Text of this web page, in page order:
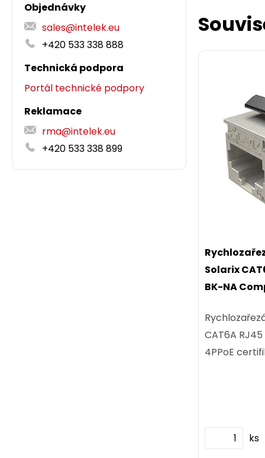
Objednávky
sales@intelek.eu
+420 533 338 888
Technická podpora
Portál technické podpory
Reklamace
rma@intelek.eu
+420 533 338 899
Solarix
BK-NA
CAT6A
4PPoE
ks